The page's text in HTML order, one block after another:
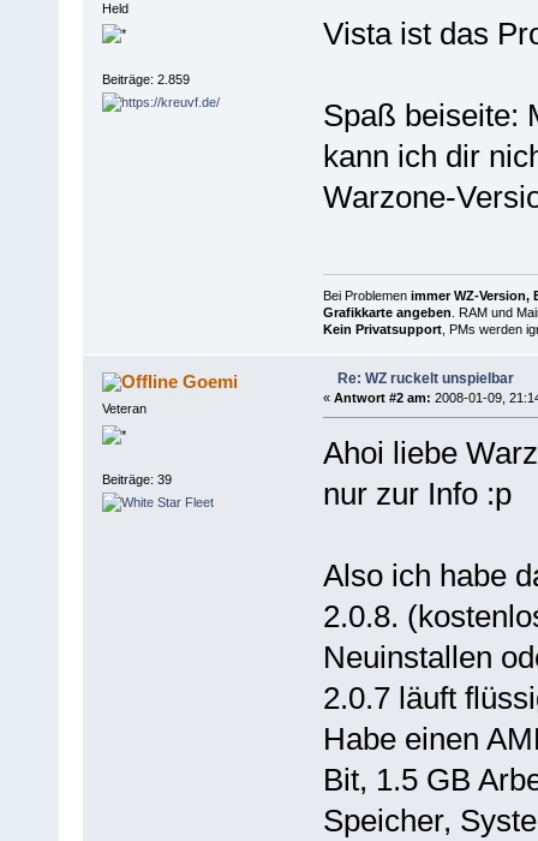
Held
Beiträge: 2.859
Vista ist das
Spaß beiseite:
kann ich dir
Warzone-
Bei Problemen immer WZ-Version,
Grafikkarte angeben. RAM und
Kein Privatsupport, PMs werden
Goemi
Veteran
Beiträge: 39
Re: WZ ruckelt unspielbar
« Antwort #2 am: 2008-01-09,
Ahoi liebe
nur zur Info :p
Also ich habe
2.0.8.
Neuinstallen
2.0.7 läuft
Habe einen
Bit, 1.5 GB
Speicher,